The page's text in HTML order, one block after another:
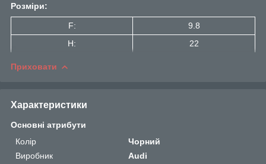
Розміри:
F:
9.8
H:
22
Приховати
Характеристики
Основні атрибути
Колір
Чорний
Виробник
Audi